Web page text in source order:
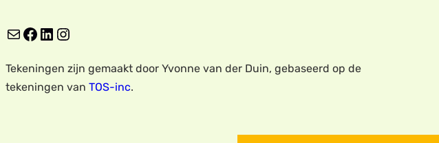
E-mail Facebook LinkedIn Instagram
Tekeningen zijn gemaakt door Yvonne van der Duin, gebaseerd op de
tekeningen vanTOS-inc.